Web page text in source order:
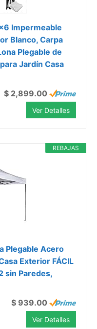
Impermeable
Blanco, Carpa
Plegable de
Jardín Casa
$ 2,899.00
Ver Detalles
REBAJAS
Plegable Acero
Exterior FÁCIL
sin Paredes,
$ 939.00
Ver Detalles